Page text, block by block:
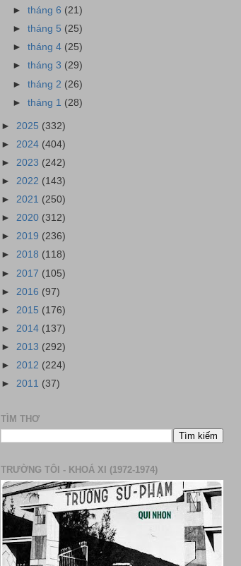
►tháng 6 (21)
►tháng 5 (25)
►tháng 4 (25)
►tháng 3 (29)
►tháng 2 (26)
►tháng 1 (28)
► 2025 (332)
► 2024 (404)
► 2023 (242)
► 2022 (143)
► 2021 (250)
► 2020 (312)
► 2019 (236)
► 2018 (118)
► 2017 (105)
► 2016 (97)
► 2015 (176)
► 2014 (137)
► 2013 (292)
► 2012 (224)
► 2011 (37)
TÌM THƠ
TRƯỜNG TÔI - KHOÁ XI (1972-1974)